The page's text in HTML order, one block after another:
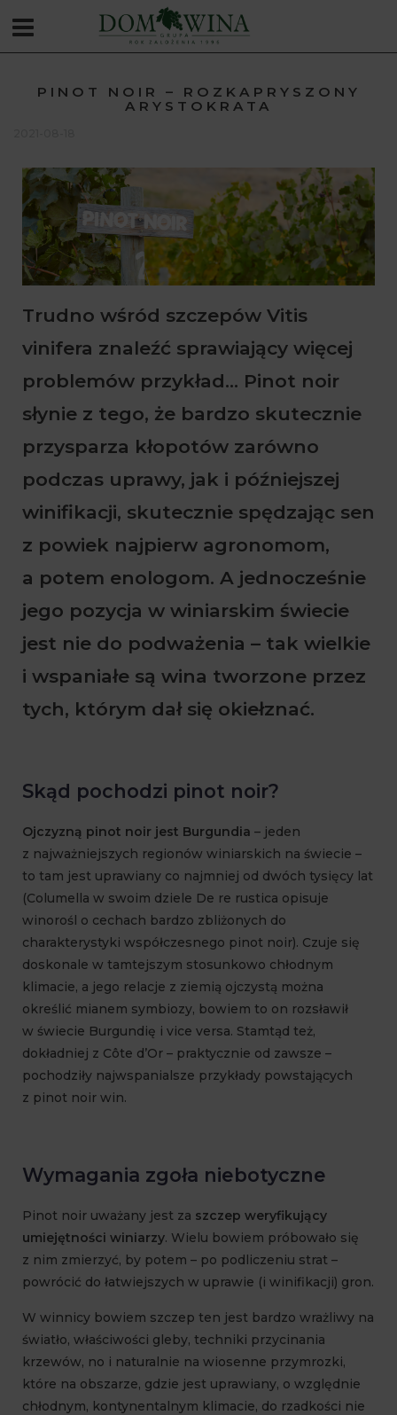
PINOT NOIR – ROZKAPRYSZONY
ARYSTOKRATA
Trudno wśród szczepów Vitis
vinifera znaleźć sprawiający więcej
problemów przykład... Pinot noir
słynie z tego, że bardzo skutecznie
przysparza kłopotów zarówno
podczas uprawy, jak i późniejszej
winifikacji, skutecznie spędzając sen
z powiek najpierw agronomom,
a potem enologom. A jednocześnie
jego pozycja w winiarskim świecie
jest nie do podważenia – tak wielkie
i wspaniałe są wina tworzone przez
tych, którym dał się okiełznać.
Skąd pochodzi pinot noir?
Ojczyzną pinot noir jest Burgundia – jeden
z najważniejszych regionów winiarskich na świecie –
to tam jest uprawiany co najmniej od dwóch tysięcy lat
(Columella w swoim dziele De re rustica opisuje
winorośl o cechach bardzo zbliżonych do
charakterystyki współczesnego pinot noir). Czuje się
doskonale w tamtejszym stosunkowo chłodnym
klimacie, a jego relacje z ziemią ojczystą można
określić mianem symbiozy, bowiem to on rozsławił
w świecie Burgundię i vice versa. Stamtąd też,
dokładniej z Côte d’Or – praktycznie od zawsze –
pochodziły najwspanialsze przykłady powstających
z pinot noir win.
Wymagania zgoła niebotyczne
Pinot noir uważany jest za szczep weryfikujący
umiejętności winiarzy. Wielu bowiem próbowało się
z nim zmierzyć, by potem – po podliczeniu strat –
powrócić do łatwiejszych w uprawie (i winifikacji) gron.
W winnicy bowiem szczep ten jest bardzo wrażliwy na
światło, właściwości gleby, techniki przycinania
krzewów, no i naturalnie na wiosenne przymrozki,
które na obszarze, gdzie jest uprawiany, o względnie
chłodnym, kontynentalnym klimacie, do rzadkości nie